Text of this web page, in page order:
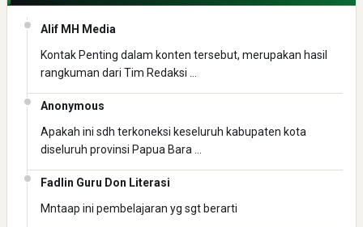
Alif MH Media
Kontak Penting dalam konten tersebut, merupakan hasil
rangkuman dari Tim Redaksi …
Anonymous
Apakah ini sdh terkoneksi keseluruh kabupaten kota
diseluruh provinsi Papua Bara …
Fadlin Guru Don Literasi
Mntaap ini pembelajaran yg sgt berarti